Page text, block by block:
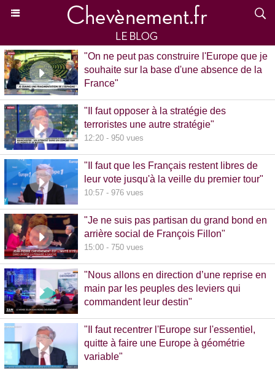
"On ne peut pas construire l'Europe que je
souhaite sur la base d'une absence de la
France"
"Il faut opposer à la stratégie des
terroristes une autre stratégie"
12:20 - 950 vues
"Il faut que les Français restent libres de
leur vote jusqu'à la veille du premier tour"
10:57 - 976 vues
"Je ne suis pas partisan du grand bond en
arrière social de François Fillon"
15:00 - 750 vues
"Nous allons en direction d’une reprise en
main par les peuples des leviers qui
commandent leur destin"
"Il faut recentrer l'Europe sur l'essentiel,
quitte à faire une Europe à géométrie
variable"